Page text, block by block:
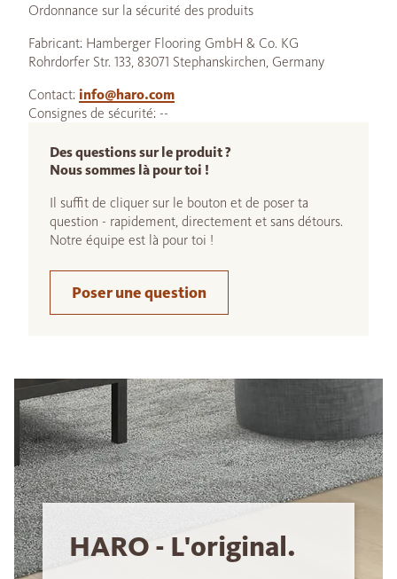
Ordonnance sur la sécurité des produits
Fabricant: Hamberger Flooring GmbH & Co. KG
Rohrdorfer Str. 133, 83071 Stephanskirchen, Germany
Contact: info@haro.com
Consignes de sécurité: --
Des questions sur le produit ?
Nous sommes là pour toi !
Il suffit de cliquer sur le bouton et de poser ta
question - rapidement, directement et sans détours.
Notre équipe est là pour toi !
Poser une question
HARO - L'original.